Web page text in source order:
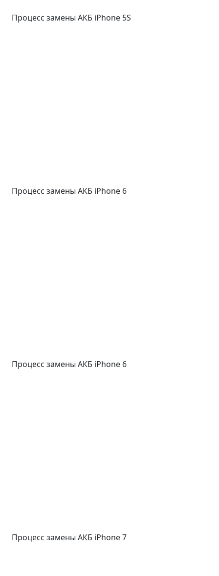
Процесс замены АКБ iPhone 5S
Процесс замены АКБ iPhone 6
Процесс замены АКБ iPhone 6
Процесс замены АКБ iPhone 7